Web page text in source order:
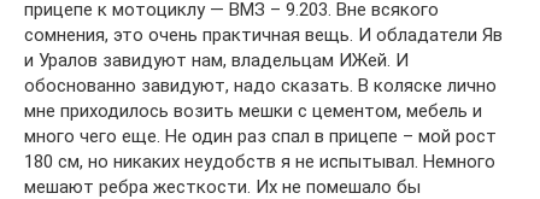
прицепе к мотоциклу — ВМЗ – 9.203. Вне всякого
сомнения, это очень практичная вещь. И обладатели Яв
и Уралов завидуют нам, владельцам ИЖей. И
обоснованно завидуют, надо сказать. В коляске лично
мне приходилось возить мешки с цементом, мебель и
много чего еще. Не один раз спал в прицепе – мой рост
180 см, но никаких неудобств я не испытывал. Немного
мешают ребра жесткости. Их не помешало бы